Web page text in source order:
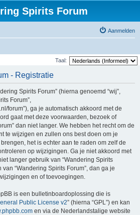
Spirits Forum
Aanmelden
Taal:
- Registratie
Spirits Forum” (hierna genoemd “wij”,
Forum”,
forum”), ga je automatisch akkoord met de
gaat met deze voorwaarden, bezoek of
dan niet langer. We hebben het recht om de
te wijzigen en zullen ons best doen om je
het is echter aan te raden om zelf de
op wijzigingen. Ga je niet akkoord met
langer gebruik van “Wandering Spirits
van “Wandering Spirits Forum”, dan ga je
en of toevoegingen.
is een bulletinboardoplossing die is
Public License v2” (hierna “GPL”) en kan
en via de Nederlandstalige website